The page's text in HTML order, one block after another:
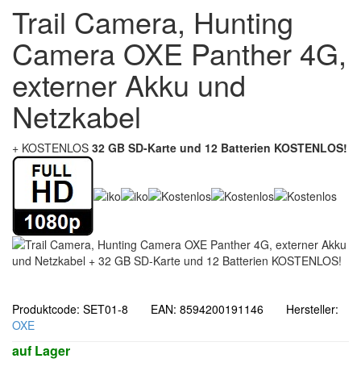
Trail Camera, Hunting
Camera OXE Panther 4G,
externer Akku und
Netzkabel
+ KOSTENLOS 32 GB SD-Karte und 12 Batterien KOSTENLOS!
Produktcode: SET01-8 EAN: 8594200191146 Hersteller:
OXE
auf Lager